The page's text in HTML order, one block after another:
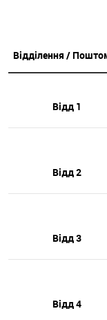
Відділення /
Відд 1
Відд 2
Відд 3
Відд 4